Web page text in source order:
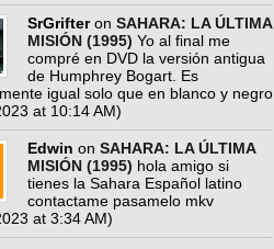
SrGrifteron SAHARA: LA ÚLTIMA
MISIÓN (1995) Yo al final me
compré en DVD la versión antigua
de Humphrey Bogart. Es
igual solo que en blanco y negro
at 10:14 AM)
Edwin on SAHARA: LA ÚLTIMA
MISIÓN (1995) hola amigo si
tienes la Sahara Español latino
contactame pasamelo mkv
at 3:34 AM)